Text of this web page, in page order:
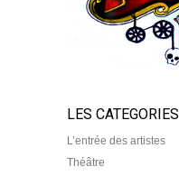
LES CATEGORIES
L’entrée des artistes
Théâtre